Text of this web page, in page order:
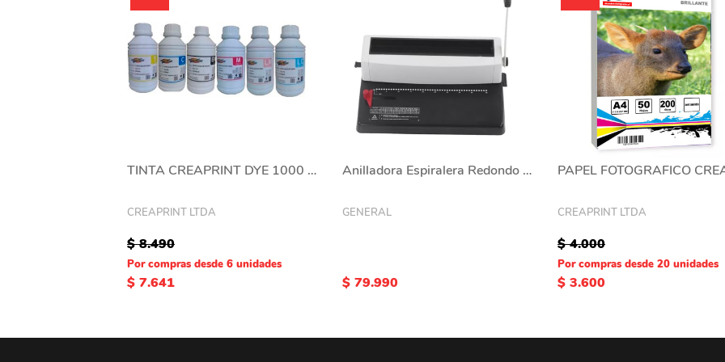
TINTA CREAPRINT DYE 1000 ML
CREAPRINT LTDA
$ 8.490
Por compras desde 6 unidades
$ 7.641
Anilladora Espiralera Redondo Metalica Perforadora
GENERAL
$ 79.990
CREAPRINT LTDA
$ 4.000
Por compras desde 20 unidades
$ 3.600